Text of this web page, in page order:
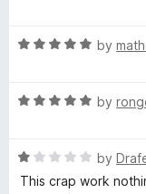
O
F
F
5
e
o
o
f
R
e
o
u
by
R
e
d
by
R
a
by
This crap work